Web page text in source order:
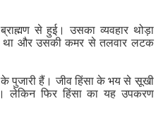
से हुई। उसका व्यवहार थोड़ा
था और उसकी कमर से तलवार लटक
पुजारी हैं। जीव हिंसा के भय से सूखी
लेकिन फिर हिंसा का यह उपकरण